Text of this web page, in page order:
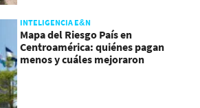
INTELIGENCIA E&N
Mapa del Riesgo País en
Centroamérica: quiénes pagan
menos y cuáles mejoraron